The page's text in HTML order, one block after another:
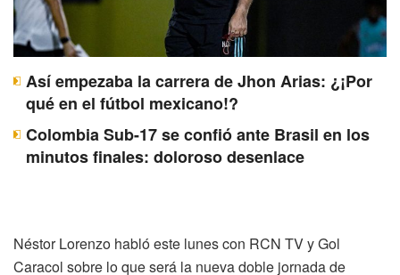
Así empezaba la carrera de Jhon Arias: ¿¡Por
qué en el fútbol mexicano!?
Colombia Sub-17 se confió ante Brasil en los
minutos finales: doloroso desenlace
Néstor Lorenzo habló este lunes con RCN TV y Gol
Caracol sobre lo que será la nueva doble jornada de